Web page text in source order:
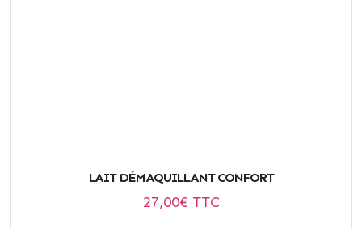
LAIT DÉMAQUILLANT CONFORT
27,00€ TTC